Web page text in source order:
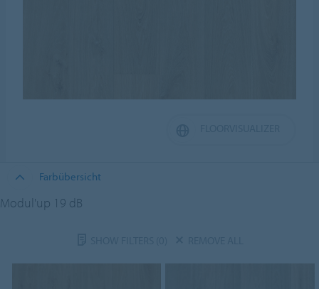
Farbübersicht
Modul'up 19 dB